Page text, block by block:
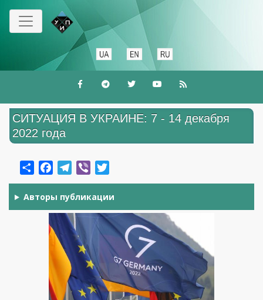
Перейти
основному
СИТУАЦИЯ В УКРАИНЕ: 7 - 14 декабря
2022 года
ShareFacebookTelegram
Viber
Авторы публикации